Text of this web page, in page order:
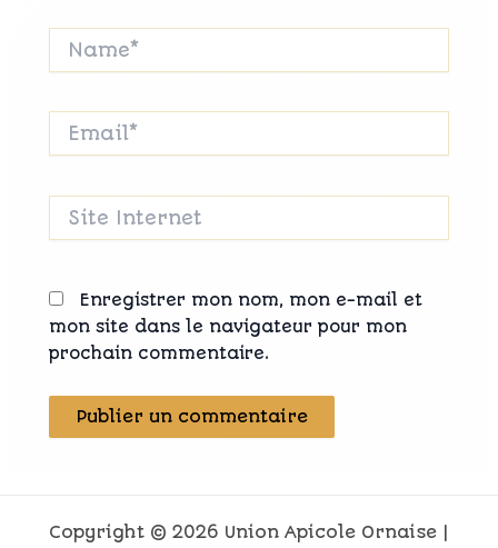
Name*
Email*
Site
Internet
Enregistrer mon nom, mon e-mail et
mon site dans le navigateur pour mon
prochain commentaire.
Copyright © 2026 Union Apicole Ornaise |